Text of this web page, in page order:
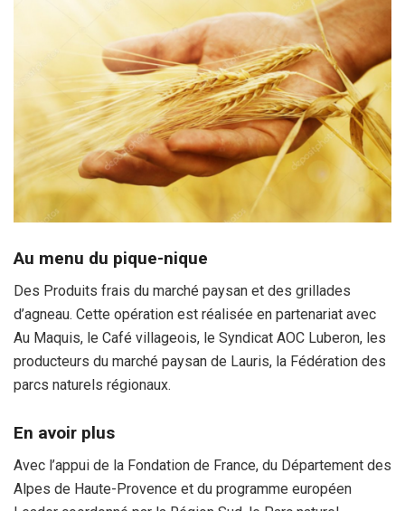
Au menu du pique-nique
Des Produits frais du marché paysan et des grillades
d’agneau. Cette opération est réalisée en partenariat avec
Au Maquis, le Café villageois, le Syndicat AOC Luberon, les
producteurs du marché paysan de Lauris, la Fédération des
parcs naturels régionaux.
En avoir plus
Avec l’appui de la Fondation de France, du Département des
Alpes de Haute-Provence et du programme européen